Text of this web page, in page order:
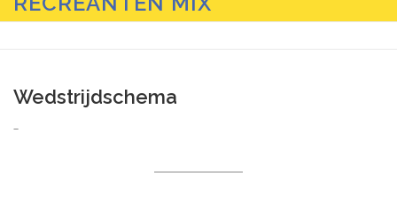
HOME VERENIGING SPORTEN DE HEL
Wedstrijdschema
–